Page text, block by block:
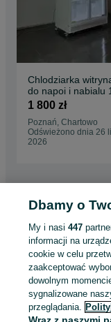
Chlodziarka
do napoi i nabialu
cm
1 800 zł
Poznań, Chartowo
Odświeżono dnia 26
2026
Strona główna Firma i
chłodnicze - Poznań
KATEGORIA
ID:976851934
Dbamy o
My i nasi447
informacji na
cookie w celu
zaakceptować
dowolnym
sygnalizowane
przeglądania.